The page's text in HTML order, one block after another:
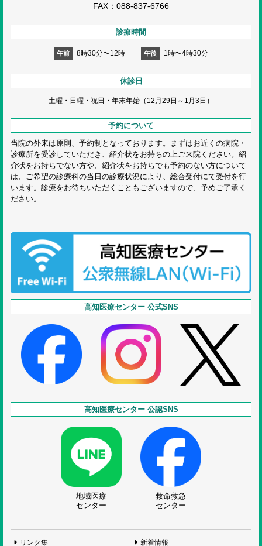
FAX：088-837-6766
診療時間
午前 8時30分〜12時 午後 1時〜4時30分
休診日
土曜・日曜・祝日・ 年末年始（12月29日～1月3日）
予約について
当院の外来は原則、予約制となっております。まずはお近くの病院・
診療所を受診していただき、紹介状をお持ちの上ご来院ください。紹
介状をお持ちでない方や、紹介状をお持ちでも予約のない方について
は、ご希望の診療科の当日の診療状況により、総合受付にて受付を行
います。診療をお待ちいただくこともございますので、予めご了承く
ださい。
高知医療センター 公式SNS
高知医療センター 公認SNS
地域医療
センター
救命救急
センター
リンク集 新着情報